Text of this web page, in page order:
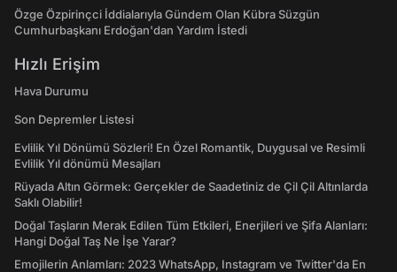
Özge Özpirinçci İddialarıyla Gündem Olan Kübra Süzgün
Cumhurbaşkanı Erdoğan'dan Yardım İstedi
Hızlı Erişim
Hava Durumu
Son Depremler Listesi
Evlilik Yıl Dönümü Sözleri! En Özel Romantik, Duygusal ve Resimli
Evlilik Yıl dönümü Mesajları
Rüyada Altın Görmek: Gerçekler de Saadetiniz de Çil Çil Altınlarda
Saklı Olabilir!
Doğal Taşların Merak Edilen Tüm Etkileri, Enerjileri ve Şifa Alanları:
Hangi Doğal Taş Ne İşe Yarar?
Emojilerin Anlamları: 2023 WhatsApp, Instagram ve Twitter'da En